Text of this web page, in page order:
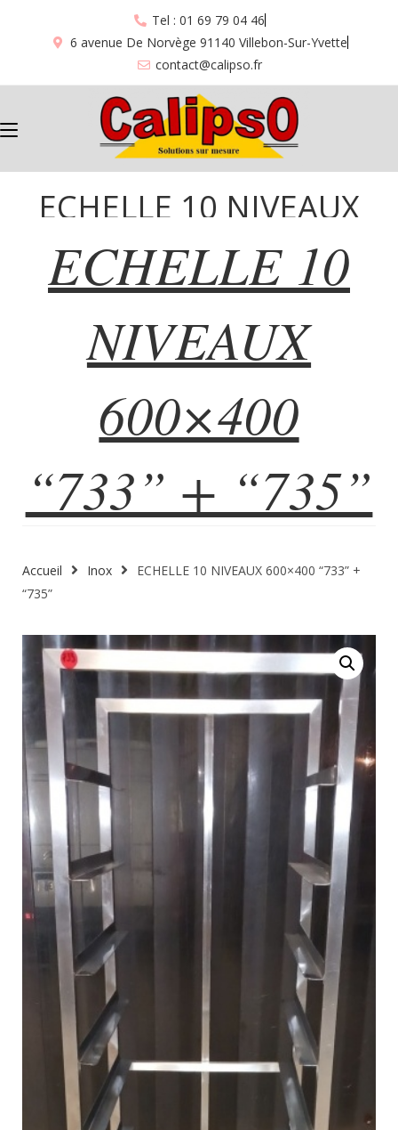
Tel : 01 69 79 04 46
6 avenue De Norvège 91140 Villebon-Sur-Yvette
contact@calipso.fr
ECHELLE 10 NIVEAUX
600×400 “733” + “735”
ECHELLE 10
NIVEAUX
600×400
“733” + “735”
Accueil Inox
ECHELLE 10 NIVEAUX 600×400 “733” +
“735”